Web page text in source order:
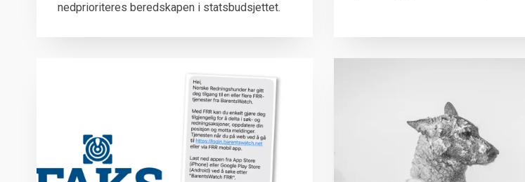
nedprioriteres beredskapen i statsbudsjettet.